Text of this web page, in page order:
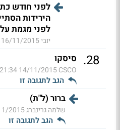
לפני חודש
הירידות
לפני מגמת
יובי16/11/2015 10:35
28
. סיסקו
CSCO
14/11/2015 21:34
הגב לתגובה זו
ברור (ל"ת)
שלמה גרינברג19:24
הגב לתגובה זו